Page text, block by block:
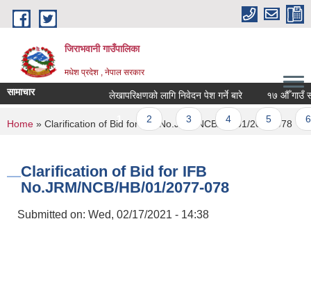
Skip to main content
जिराभवानी गाउँपालिका
मधेश प्रदेश , नेपाल सरकार
सामाचार लेखापरिक्षणको लागि निवेदन पेश गर्ने बारे १७ औँ गाउँ
Pages
1 4 5 6
You are here
Home » Clarification of Bid for IFB No.JRM/NCB/HB/01/2077-078
Clarification of Bid for IFB
No.JRM/NCB/HB/01/2077-078
Submitted on: Wed, 02/17/2021 - 14:38